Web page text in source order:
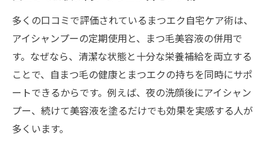
多くの口コミで評価されているまつエク自宅ケア術は、
アイシャンプーの定期使用と、まつ毛美容液の併用で
す。なぜなら、清潔な状態と十分な栄養補給を両立する
ことで、自まつ毛の健康とまつエクの持ちを同時にサポ
ートできるからです。例えば、夜の洗顔後にアイシャン
プー、続けて美容液を塗るだけでも効果を実感する人が
多くいます。